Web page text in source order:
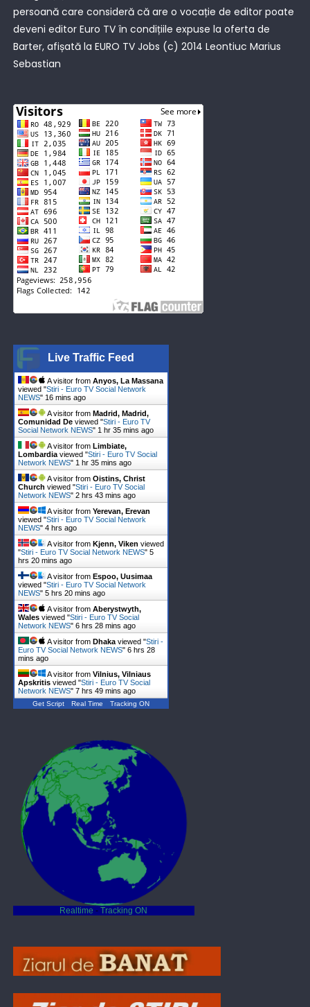
persoană care consideră că are o vocație de editor poate
deveni editor Euro TV în condițiile expuse la oferta de
Barter, afișată la EURO TV Jobs (c) 2014 Leontiuc Marius
Sebastian
Live Traffic Feed
A visitor from Anyos, La Massana
viewed "Stiri - Euro TV Social Network
NEWS" 16 mins ago
A visitor from Madrid, Madrid,
Comunidad Deviewed "Stiri - Euro TV
Social Network NEWS" 1 hr 35 mins ago
A visitor from Limbiate,
Lombardiaviewed "Stiri - Euro TV Social
Network NEWS" 1 hr 35 mins ago
A visitor from Oistins, Christ
Church viewed "Stiri - Euro TV Social
Network NEWS" 2 hrs 43 mins ago
A visitor from Yerevan, Erevan
viewed "Stiri - Euro TV Social Network
NEWS" 4 hrs ago
A visitor from Kjenn, Viken viewed
"Stiri - Euro TV Social Network NEWS" 5
hrs 20 mins ago
A visitor from Espoo, Uusimaa
viewed "Stiri - Euro TV Social Network
NEWS" 5 hrs 20 mins ago
A visitor from Aberystwyth,
Walesviewed "Stiri - Euro TV Social
Network NEWS" 6 hrs 28 mins ago
A visitor from Dhakaviewed "Stiri -
Euro TV Social Network NEWS" 6 hrs 28
mins ago
A visitor from Vilnius, Vilniaus
Apskritisviewed "Stiri - Euro TV Social
Network NEWS" 7 hrs 49 mins ago
Get Script Real Time Tracking ON
Realtime -Tracking ON